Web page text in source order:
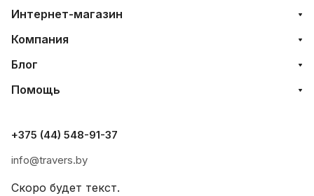
Интернет-магазин
Компания
Блог
Помощь
+375 (44) 548-91-37
info@travers.by
Скоро будет текст.